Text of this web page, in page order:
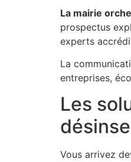
La mairie
prospectus
experts
La
entreprises,
Les
Vous arrivez